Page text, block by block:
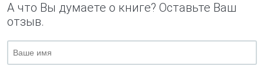
А что Вы думаете о книге? Оставьте Ваш
отзыв.